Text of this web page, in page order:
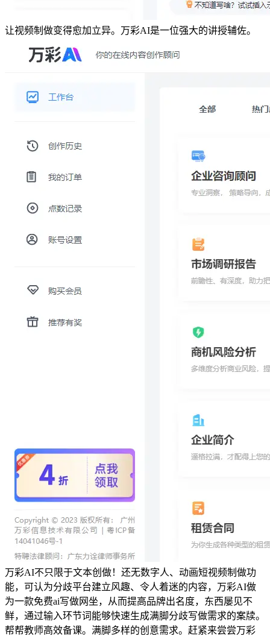
让视频制做变得愈加立异。万彩AI是一位强大的讲授辅佐。
万彩AI不只限于文本创做！还无数字人、动画短视频制做功
能，可认为分歧平台建立风趣、令人着迷的内容，万彩AI做
为一款免费ai写做网坐，从而提高品牌出名度，东西屡见不
鲜，通过输入环节词能够快速生成满脚分歧写做需求的案牍。
帮帮教师高效备课。满脚多样的创意需求。赶紧来尝尝万彩